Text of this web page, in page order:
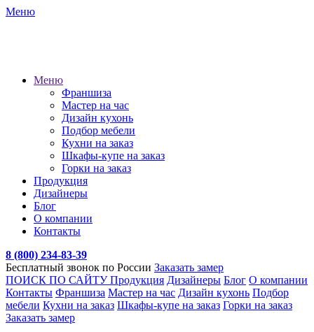
Меню
Меню
Франшиза
Мастер на час
Дизайн кухонь
Подбор мебели
Кухни на заказ
Шкафы-купе на заказ
Горки на заказ
Продукция
Дизайнеры
Блог
О компании
Контакты
8 (800) 234-83-39
Бесплатный звонок по России Заказать замер
ПОИСК ПО САЙТУПродукция Дизайнеры Блог О компании
Контакты Франшиза Мастер на час Дизайн кухонь Подбор
мебели Кухни на заказ Шкафы-купе на заказ Горки на заказ
Заказать замер